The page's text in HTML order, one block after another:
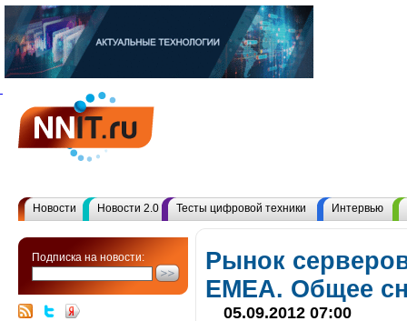
Новости Новости 2.0 Тесты цифровой техники Интервью
Подписка на новости:
Рынок
EMEA. Общее
05.09.2012 07:00